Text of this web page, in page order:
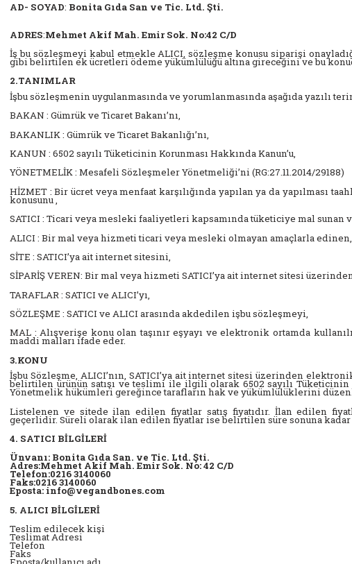
AD- SOYAD: Bonita Gıda San ve Tic. Ltd. Şti.
ADRES:Mehmet Akif Mah. Emir Sok. No:42 C/D
İş bu sözleşmeyi kabul etmekle ALICI, sözleşme konusu siparişi
gibi belirtilen ek ücretleri ödeme yükümlülüğü altına gireceğini ve bu
2.TANIMLAR
İşbu sözleşmenin uygulanmasında ve yorumlanmasında aşağıda yazılı
BAKAN : Gümrük ve Ticaret Bakanı’nı,
BAKANLIK : Gümrük ve Ticaret Bakanlığı’nı,
KANUN : 6502 sayılı Tüketicinin Korunması Hakkında Kanun’u,
YÖNETMELİK : Mesafeli Sözleşmeler Yönetmeliği’ni (RG:27.11.2014/29188)
HİZMET : Bir ücret veya menfaat karşılığında yapılan ya da yapılması
konusunu ,
SATICI : Ticari veya mesleki faaliyetleri kapsamında tüketiciye mal sunan
ALICI : Bir mal veya hizmeti ticari veya mesleki olmayan amaçlarla
SİTE : SATICI’ya ait internet sitesini,
SİPARİŞ VEREN: Bir mal veya hizmeti SATICI’ya ait internet sitesi
TARAFLAR : SATICI ve ALICI’yı,
SÖZLEŞME : SATICI ve ALICI arasında akdedilen işbu sözleşmeyi,
MAL : Alışverişe konu olan taşınır eşyayı ve elektronik ortamda
maddi malları ifade eder.
3.KONU
İşbu Sözleşme, ALICI’nın, SATICI’ya ait internet sitesi üzerinden
belirtilen ürünün satışı ve teslimi ile ilgili olarak 6502 sayılı
Yönetmelik hükümleri gereğince tarafların hak ve yükümlülüklerini
Listelenen ve sitede ilan edilen fiyatlar satış fiyatıdır. İlan edilen
geçerlidir. Süreli olarak ilan edilen fiyatlar ise belirtilen süre sonuna
4. SATICI BİLGİLERİ
Ünvanı: Bonita Gıda San. ve Tic. Ltd. Şti.
Adres:Mehmet Akif Mah. Emir Sok. No: 42 C/D
Telefon:0216 3140060
Faks:0216 3140060
Eposta: info@vegandbones.com
5. ALICI BİLGİLERİ
Teslim edilecek kişi
Teslimat Adresi
Telefon
Faks